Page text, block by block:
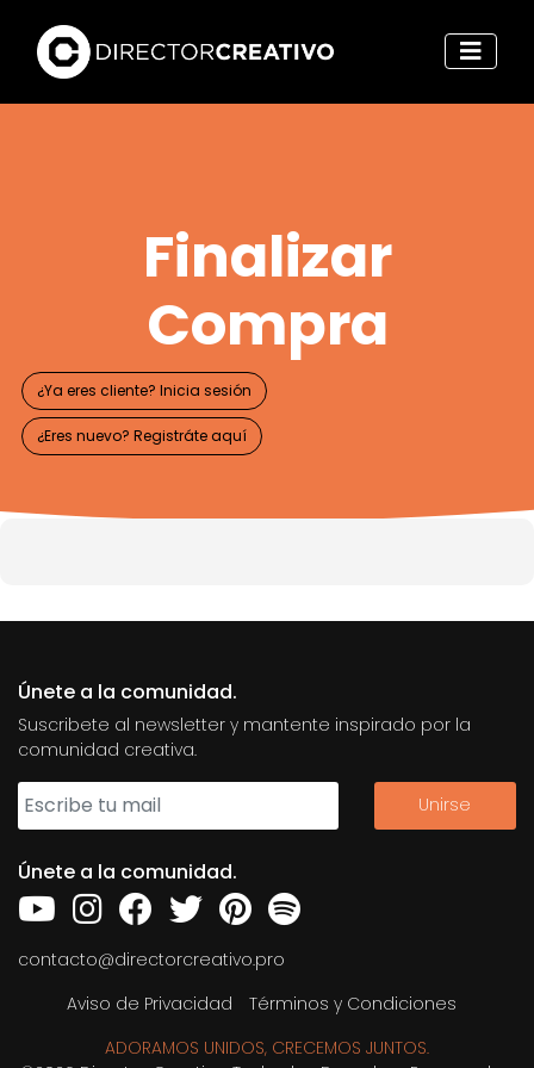
Finalizar
Compra
¿Ya eres cliente? Inicia sesión
¿Eres nuevo? Registráte aquí
Únete a la comunidad.
Suscribete al newsletter y mantente inspirado por la
comunidad creativa.
Únete a la comunidad.
contacto@directorcreativo.pro
Aviso de Privacidad
Términos y Condiciones
ADORAMOS UNIDOS, CRECEMOS JUNTOS.